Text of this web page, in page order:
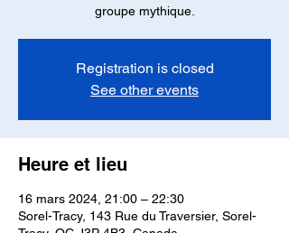
groupe mythique.
Registration is closed
See other events
Heure et lieu
16 mars 2024, 21:00 – 22:30
Sorel-Tracy, 143 Rue du Traversier, Sorel-